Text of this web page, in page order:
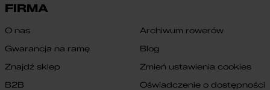
FIRMA
O nas
Gwarancja na ramę
Znajdź sklep
B2B
Archiwum rowerów
Blog
Zmień ustawienia cookies
Oświadczenie o dostępności